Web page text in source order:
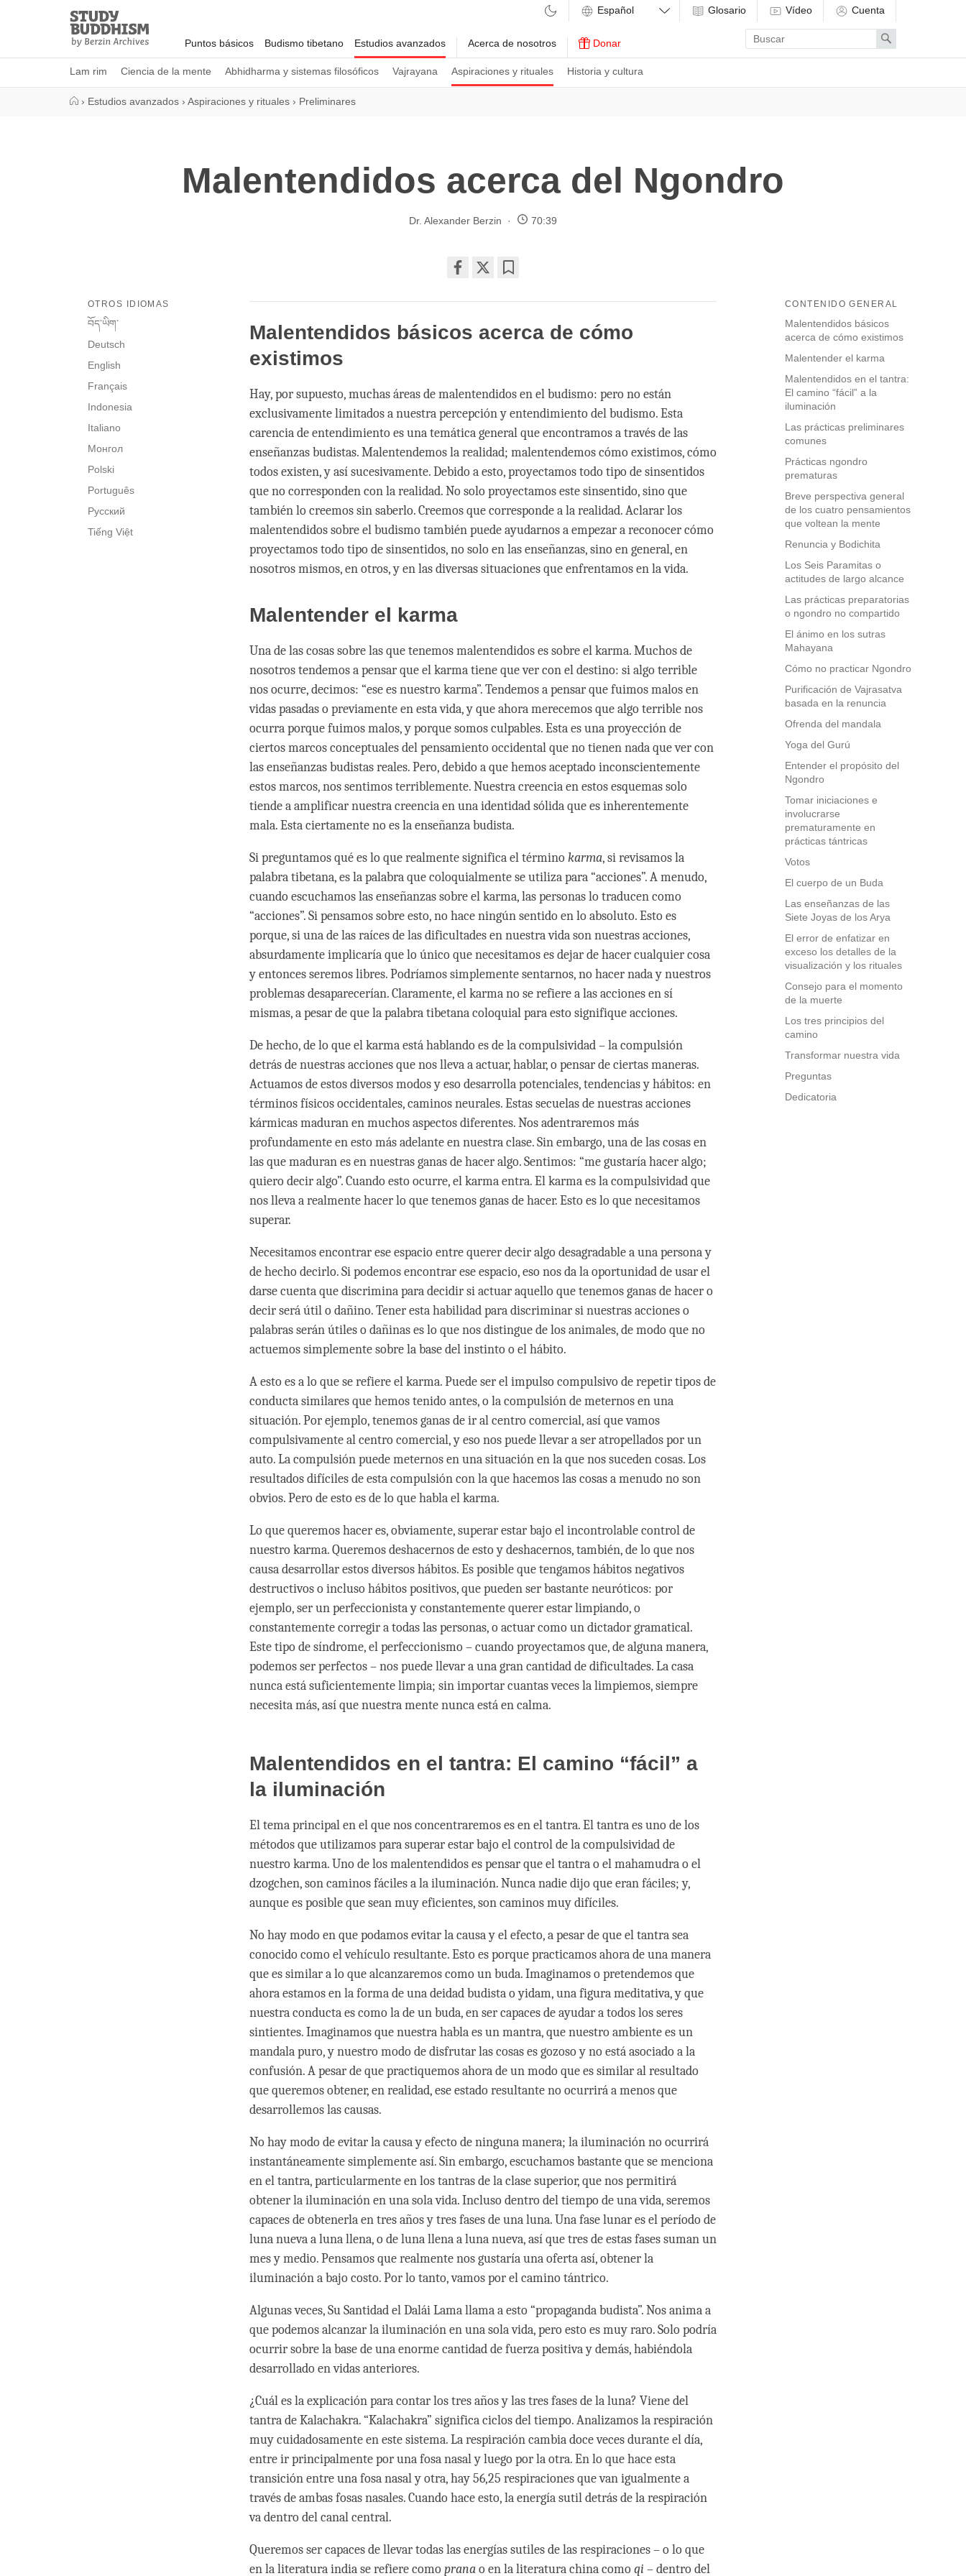
Study
Buddhism
Home
Puntos básicos Budismo tibetano Estudios avanzados
Lam rim Ciencia de la mente Abhidharma y sistemas filosóficos Vajrayana Aspiraciones y rituales Historia y cultura
Acerca de nosotros Donar
Glosario Vídeo Cuenta
Enter
search
term
Search
› Estudios avanzados › Aspiraciones y rituales › Preliminares
Malentendidos acerca del Ngondro
Dr. Alexander Berzin 70:39
on
facebook
CONTENIDO GENERAL
Malentendidos básicos
acerca de cómo existimos
Malentender el karma
Malentendidos en el tantra:
El camino “fácil” a la
iluminación
Las prácticas preliminares
comunes
Prácticas ngondro
prematuras
Breve perspectiva general
de los cuatro pensamientos
que voltean la mente
Renuncia y Bodichita
Los Seis Paramitas o
actitudes de largo alcance
Las prácticas preparatorias
o ngondro no compartido
El ánimo en los sutras
Mahayana
Cómo no practicar Ngondro
Purificación de Vajrasatva
basada en la renuncia
Ofrenda del mandala
Yoga del Gurú
Entender el propósito del
Ngondro
Tomar iniciaciones e
involucrarse
prematuramente en
prácticas tántricas
Votos
El cuerpo de un Buda
Las enseñanzas de las
Siete Joyas de los Arya
El error de enfatizar en
exceso los detalles de la
visualización y los rituales
Consejo para el momento
de la muerte
Los tres principios del
camino
Transformar nuestra vida
Preguntas
Dedicatoria
OTROS IDIOMAS
བོད་ཡིག་
Deutsch
English
Français
Indonesia
Italiano
Монгол
Polski
Português
Русский
Tiếng Việt
Malentendidos básicos acerca de cómo
existimos
Hay, por supuesto, muchas áreas de malentendidos en el budismo: pero no están
exclusivamente limitados a nuestra percepción y entendimiento del budismo. Esta
carencia de entendimiento es una temática general que encontramos a través de las
enseñanzas budistas. Malentendemos la realidad; malentendemos cómo existimos, cómo
todos existen, y así sucesivamente. Debido a esto, proyectamos todo tipo de sinsentidos
que no corresponden con la realidad. No solo proyectamos este sinsentido, sino que
también lo creemos sin saberlo. Creemos que corresponde a la realidad. Aclarar los
malentendidos sobre el budismo también puede ayudarnos a empezar a reconocer cómo
proyectamos todo tipo de sinsentidos, no solo en las enseñanzas, sino en general, en
nosotros mismos, en otros, y en las diversas situaciones que enfrentamos en la vida.
Malentender el karma
Una de las cosas sobre las que tenemos malentendidos es sobre el karma. Muchos de
nosotros tendemos a pensar que el karma tiene que ver con el destino: si algo terrible
nos ocurre, decimos: “ese es nuestro karma”. Tendemos a pensar que fuimos malos en
vidas pasadas o previamente en esta vida, y que ahora merecemos que algo terrible nos
ocurra porque fuimos malos, y porque somos culpables. Esta es una proyección de
ciertos marcos conceptuales del pensamiento occidental que no tienen nada que ver con
las enseñanzas budistas reales. Pero, debido a que hemos aceptado inconscientemente
estos marcos, nos sentimos terriblemente. Nuestra creencia en estos esquemas solo
tiende a amplificar nuestra creencia en una identidad sólida que es inherentemente
mala. Esta ciertamente no es la enseñanza budista.
Si preguntamos qué es lo que realmente significa el términokarma, si revisamos la
palabra tibetana, es la palabra que coloquialmente se utiliza para “acciones”. A menudo,
cuando escuchamos las enseñanzas sobre el karma, las personas lo traducen como
“acciones”. Si pensamos sobre esto, no hace ningún sentido en lo absoluto. Esto es
porque, si una de las raíces de las dificultades en nuestra vida son nuestras acciones,
absurdamente implicaría que lo único que necesitamos es dejar de hacer cualquier cosa
y entonces seremos libres. Podríamos simplemente sentarnos, no hacer nada y nuestros
problemas desaparecerían. Claramente, el karma no se refiere a las acciones en sí
mismas, a pesar de que la palabra tibetana coloquial para esto signifique acciones.
De hecho, de lo que el karma está hablando es de la compulsividad – la compulsión
detrás de nuestras acciones que nos lleva a actuar, hablar, o pensar de ciertas maneras.
Actuamos de estos diversos modos y eso desarrolla potenciales, tendencias y hábitos: en
términos físicos occidentales, caminos neurales. Estas secuelas de nuestras acciones
kármicas maduran en muchos aspectos diferentes. Nos adentraremos más
profundamente en esto más adelante en nuestra clase. Sin embargo, una de las cosas en
las que maduran es en nuestras ganas de hacer algo. Sentimos: “me gustaría hacer algo;
quiero decir algo”. Cuando esto ocurre, el karma entra. El karma es la compulsividad que
nos lleva a realmente hacer lo que tenemos ganas de hacer. Esto es lo que necesitamos
superar.
Necesitamos encontrar ese espacio entre querer decir algo desagradable a una persona y
de hecho decirlo. Si podemos encontrar ese espacio, eso nos da la oportunidad de usar el
darse cuenta que discrimina para decidir si actuar aquello que tenemos ganas de hacer o
decir será útil o dañino. Tener esta habilidad para discriminar si nuestras acciones o
palabras serán útiles o dañinas es lo que nos distingue de los animales, de modo que no
actuemos simplemente sobre la base del instinto o el hábito.
A esto es a lo que se refiere el karma. Puede ser el impulso compulsivo de repetir tipos de
conducta similares que hemos tenido antes, o la compulsión de meternos en una
situación. Por ejemplo, tenemos ganas de ir al centro comercial, así que vamos
compulsivamente al centro comercial, y eso nos puede llevar a ser atropellados por un
auto. La compulsión puede meternos en una situación en la que nos suceden cosas. Los
resultados difíciles de esta compulsión con la que hacemos las cosas a menudo no son
obvios. Pero de esto es de lo que habla el karma.
Lo que queremos hacer es, obviamente, superar estar bajo el incontrolable control de
nuestro karma. Queremos deshacernos de esto y deshacernos, también, de lo que nos
causa desarrollar estos diversos hábitos. Es posible que tengamos hábitos negativos
destructivos o incluso hábitos positivos, que pueden ser bastante neuróticos: por
ejemplo, ser un perfeccionista y constantemente querer estar limpiando, o
constantemente corregir a todas las personas, o actuar como un dictador gramatical.
Este tipo de síndrome, el perfeccionismo – cuando proyectamos que, de alguna manera,
podemos ser perfectos – nos puede llevar a una gran cantidad de dificultades. La casa
nunca está suficientemente limpia; sin importar cuantas veces la limpiemos, siempre
necesita más, así que nuestra mente nunca está en calma.
Malentendidos en el tantra: El camino “fácil” a
la iluminación
El tema principal en el que nos concentraremos es en el tantra. El tantra es uno de los
métodos que utilizamos para superar estar bajo el control de la compulsividad de
nuestro karma. Uno de los malentendidos es pensar que el tantra o el mahamudra o el
dzogchen, son caminos fáciles a la iluminación. Nunca nadie dijo que eran fáciles; y,
aunque es posible que sean muy eficientes, son caminos muy difíciles.
No hay modo en que podamos evitar la causa y el efecto, a pesar de que el tantra sea
conocido como el vehículo resultante. Esto es porque practicamos ahora de una manera
que es similar a lo que alcanzaremos como un buda. Imaginamos o pretendemos que
ahora estamos en la forma de una deidad budista o yidam, una figura meditativa, y que
nuestra conducta es como la de un buda, en ser capaces de ayudar a todos los seres
sintientes. Imaginamos que nuestra habla es un mantra, que nuestro ambiente es un
mandala puro, y nuestro modo de disfrutar las cosas es gozoso y no está asociado a la
confusión. A pesar de que practiquemos ahora de un modo que es similar al resultado
que queremos obtener, en realidad, ese estado resultante no ocurrirá a menos que
desarrollemos las causas.
No hay modo de evitar la causa y efecto de ninguna manera; la iluminación no ocurrirá
instantáneamente simplemente así. Sin embargo, escuchamos bastante que se menciona
en el tantra, particularmente en los tantras de la clase superior, que nos permitirá
obtener la iluminación en una sola vida. Incluso dentro del tiempo de una vida, seremos
capaces de obtenerla en tres años y tres fases de una luna. Una fase lunar es el período de
luna nueva a luna llena, o de luna llena a luna nueva, así que tres de estas fases suman un
mes y medio. Pensamos que realmente nos gustaría una oferta así, obtener la
iluminación a bajo costo. Por lo tanto, vamos por el camino tántrico.
Algunas veces, Su Santidad el Dalái Lama llama a esto “propaganda budista”. Nos anima a
que podemos alcanzar la iluminación en una sola vida, pero esto es muy raro. Solo podría
ocurrir sobre la base de una enorme cantidad de fuerza positiva y demás, habiéndola
desarrollado en vidas anteriores.
¿Cuál es la explicación para contar los tres años y las tres fases de la luna? Viene del
tantra de Kalachakra. “Kalachakra” significa ciclos del tiempo. Analizamos la respiración
muy cuidadosamente en este sistema. La respiración cambia doce veces durante el día,
entre ir principalmente por una fosa nasal y luego por la otra. En lo que hace esta
transición entre una fosa nasal y otra, hay 56,25 respiraciones que van igualmente a
través de ambas fosas nasales. Cuando hace esto, la energía sutil detrás de la respiración
va dentro del canal central.
Queremos ser capaces de llevar todas las energías sutiles de las respiraciones – o lo que
en la literatura india se refiere comopranao en la literatura china comoqi – dentro del